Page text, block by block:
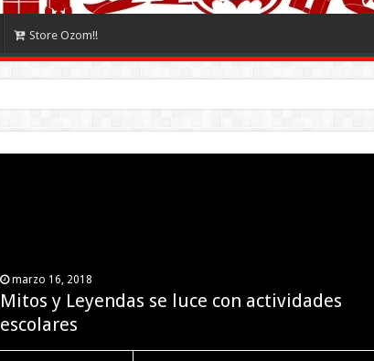
Store Ozom!!
marzo 16, 2018
Mitos y Leyendas se luce con actividades
escolares
marzo 6, 2018
FANATIC confirma actor de “Mighty Morphin
Power Rangers”